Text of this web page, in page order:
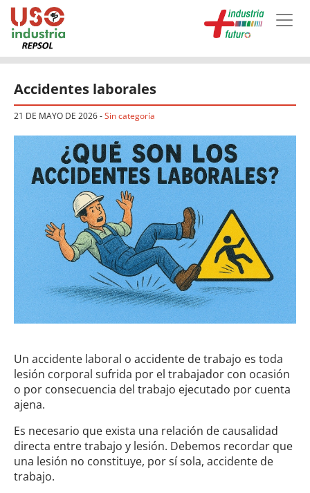
Skip to main content
Accidentes laborales
21 DE MAYO DE 2026-Sin categoría
Un accidente laboral o accidente de trabajo es toda
lesión corporal sufrida por el trabajador con ocasión
o por consecuencia del trabajo ejecutado por cuenta
ajena.
Es necesario que exista una relación de causalidad
directa entre trabajo y lesión. Debemos recordar que
una lesión no constituye, por sí sola, accidente de
trabajo.